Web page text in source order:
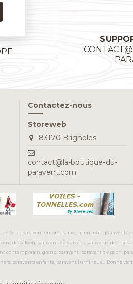
Contactez-nous
Storeweb
83170 Brignoles
contact@la-boutique-du-
paravent.com
osier, paravent en pin, paravent en rotin, paravents
de balcon, paravent de bureau, paravents de
contemporain, grand paravent, paravent de salon,
paravents enfants, paravent lumineux... Bonne